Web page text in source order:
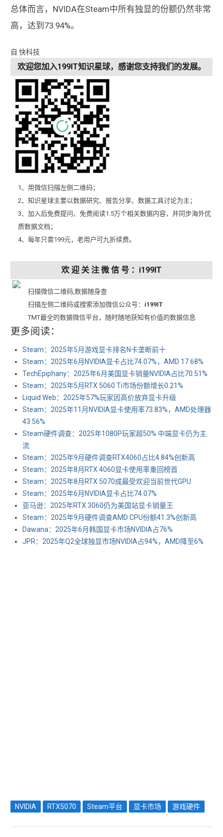
总体而言，NVIDA在Steam中所有独显的份额仍然非常
高，达到73.94%。
自 快科技
欢迎您加入199IT知识星球，感谢您支持我们的发展。
1、用微信扫描左侧二维码；
2、知识星球主要以数据研究、报告分享、数据工具讨论为主；
3、加入后免费提问、免费阅读1.5万个相关数据内容，并同步海外优
质数据文档；
4、每年只需199元，老用户可九折续费。
欢 迎 关 注 微 信 号 ：i199IT
扫描微信二维码,数据随身查
扫描左侧二维码或搜索添加微信公众号： i199IT
TMT最全的数据微信平台，随时随地获知有价值的数据信息
更多阅读：
Steam：2025年5月游戏显卡排名N卡垄断前十
Steam：2025年6月NVIDIA显卡占比74.07%，AMD 17.68%
TechEpiphany：2025年6月美国显卡销量NVIDIA占比70.51%
Steam：2025年5月RTX 5060 Ti市场份额增长0.21%
Liquid Web：2025年57%玩家因高价放弃显卡升级
Steam：2025年11月NVIDIA显卡使用率73.83%，AMD处理器
43.56%
Steam硬件调查：2025年1080P玩家超50% 中端显卡仍为主
流
Steam：2025年9月硬件调查RTX4060占比4.84%创新高
Steam：2025年8月RTX 4060显卡使用率重回榜首
Steam：2025年8月RTX 5070成最受欢迎当前世代GPU
Steam：2025年6月NVIDIA显卡占比74.07%
亚马逊：2025年RTX 3060仍为美国站显卡销量王
Steam：2025年9月硬件调查AMD CPU份额41.3%创新高
Dawana：2025年6月韩国显卡市场NVIDIA占76%
JPR：2025年Q2全球独显市场NVIDIA占94%，AMD降至6%
NVIDIA RTX5070 Steam平台 显卡市场 游戏硬件